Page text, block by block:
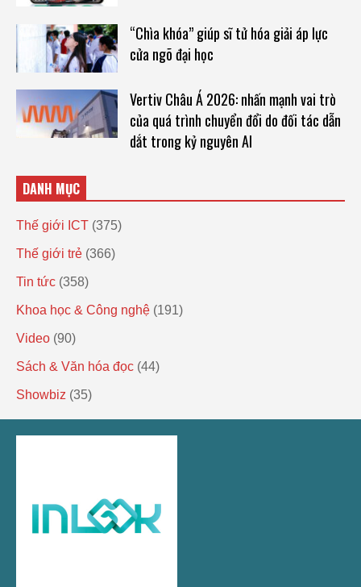
“Chìa khóa” giúp sĩ tử hóa giải áp lực
cửa ngõ đại học
Vertiv Châu Á 2026: nhấn mạnh vai trò
của quá trình chuyển đổi do đối tác dẫn
dắt trong kỷ nguyên AI
DANH MỤC
Thế giới ICT (375)
Thế giới trẻ (366)
Tin tức (358)
Khoa học & Công nghệ (191)
Video (90)
Sách & Văn hóa đọc (44)
Showbiz (35)